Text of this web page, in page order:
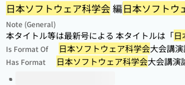
日本ソフトウェア科学会編日本ソフトウ
Note (General)
本タイトル等は最新号による 本タイトルは「
Is Format Of 日本ソフトウェア科学会大会講
Has Format 日本ソフトウェア科学会大会講演
Volumes of this title